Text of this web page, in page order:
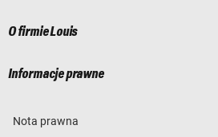
O firmie Louis
Informacje prawne
Nota prawna